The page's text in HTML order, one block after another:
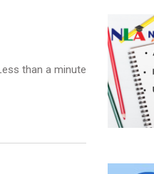
than a minute